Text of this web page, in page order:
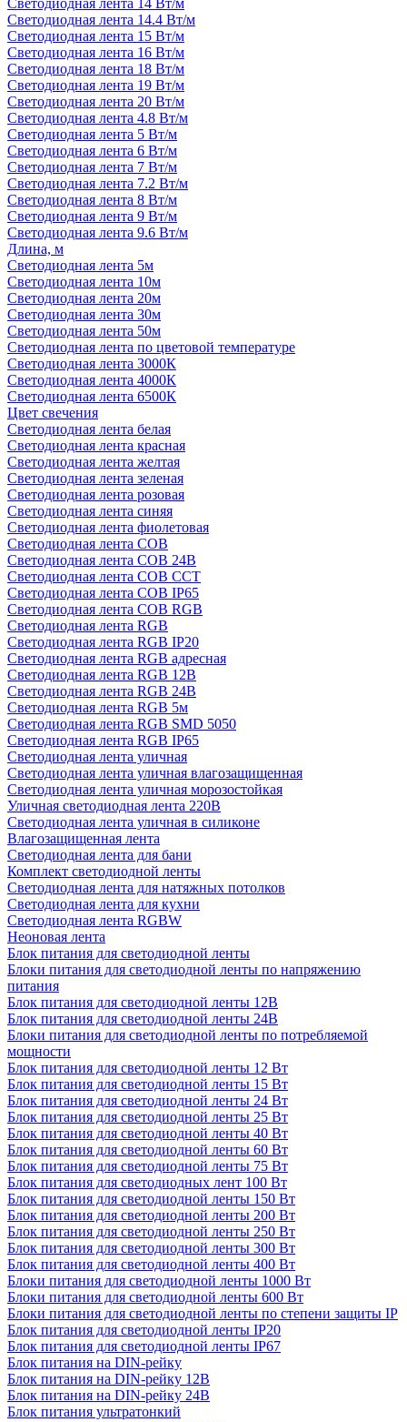
Светодиодная лента 14 Вт/м
Светодиодная лента 14.4 Вт/м
Светодиодная лента 15 Вт/м
Светодиодная лента 16 Вт/м
Светодиодная лента 18 Вт/м
Светодиодная лента 19 Вт/м
Светодиодная лента 20 Вт/м
Светодиодная лента 4.8 Вт/м
Светодиодная лента 5 Вт/м
Светодиодная лента 6 Вт/м
Светодиодная лента 7 Вт/м
Светодиодная лента 7.2 Вт/м
Светодиодная лента 8 Вт/м
Светодиодная лента 9 Вт/м
Светодиодная лента 9.6 Вт/м
Длина, м
Светодиодная лента 5м
Светодиодная лента 10м
Светодиодная лента 20м
Светодиодная лента 30м
Светодиодная лента 50м
Светодиодная лента по цветовой температуре
Светодиодная лента 3000К
Светодиодная лента 4000К
Светодиодная лента 6500К
Цвет свечения
Светодиодная лента белая
Светодиодная лента красная
Светодиодная лента желтая
Светодиодная лента зеленая
Светодиодная лента розовая
Светодиодная лента синяя
Светодиодная лента фиолетовая
Светодиодная лента COB
Светодиодная лента COB 24В
Светодиодная лента COB CCT
Светодиодная лента COB IP65
Светодиодная лента COB RGB
Светодиодная лента RGB
Светодиодная лента RGB IP20
Светодиодная лента RGB адресная
Светодиодная лента RGB 12В
Светодиодная лента RGB 24В
Светодиодная лента RGB 5м
Светодиодная лента RGB SMD 5050
Светодиодная лента RGB IP65
Светодиодная лента уличная
Светодиодная лента уличная влагозащищенная
Светодиодная лента уличная морозостойкая
Уличная светодиодная лента 220В
Светодиодная лента уличная в силиконе
Влагозащищенная лента
Светодиодная лента для бани
Комплект светодиодной ленты
Светодиодная лента для натяжных потолков
Светодиодная лента для кухни
Светодиодная лента RGBW
Неоновая лента
Блок питания для светодиодной ленты
Блоки питания для светодиодной ленты по напряжению
питания
Блок питания для светодиодной ленты 12В
Блок питания для светодиодной ленты 24В
Блоки питания для светодиодной ленты по потребляемой
мощности
Блок питания для светодиодной ленты 12 Вт
Блок питания для светодиодной ленты 15 Вт
Блок питания для светодиодной ленты 24 Вт
Блок питания для светодиодной ленты 25 Вт
Блок питания для светодиодной ленты 40 Вт
Блок питания для светодиодной ленты 60 Вт
Блок питания для светодиодной ленты 75 Вт
Блок питания для светодиодных лент 100 Вт
Блок питания для светодиодной ленты 150 Вт
Блок питания для светодиодной ленты 200 Вт
Блок питания для светодиодной ленты 250 Вт
Блок питания для светодиодной ленты 300 Вт
Блок питания для светодиодной ленты 400 Вт
Блоки питания для светодиодной ленты 1000 Вт
Блоки питания для светодиодной ленты 600 Вт
Блоки питания для светодиодной ленты по степени защиты IP
Блок питания для светодиодной ленты IP20
Блок питания для светодиодной ленты IP67
Блок питания на DIN-рейку
Блок питания на DIN-рейку 12В
Блок питания на DIN-рейку 24В
Блок питания ультратонкий